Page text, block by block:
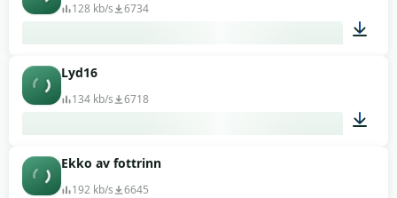
128 kb/s 6734
Lyd16
134 kb/s 6718
Ekko av fottrinn
192 kb/s 6645